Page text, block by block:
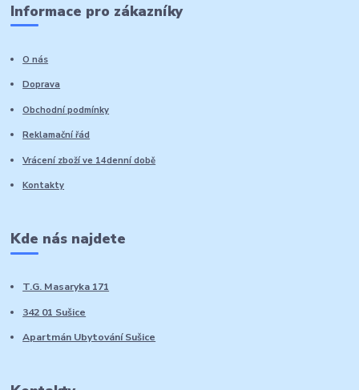
Informace pro zákazníky
O nás
Doprava
Obchodní podmínky
Reklamační řád
Vrácení zboží ve 14denní době
Kontakty
Kde nás najdete
T.G. Masaryka 171
342 01 Sušice
Apartmán Ubytování Sušice